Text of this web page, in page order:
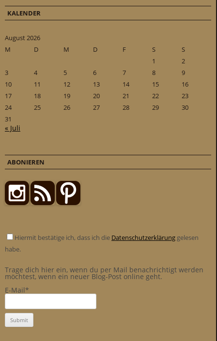
KALENDER
August 2026
M
D M D F S
S
1
2
3
4 5 6 7 8
9
10
11 12 13 14 15
16
17
18 19 20 21 22
23
24
25 26 27 28 29
30
31
« Juli
ABONIEREN
Hiermit bestätige ich, dass ich die Datenschutzerklärung gelesen
habe.
Trage dich hier ein, wenn du per Mail benachrichtigt werden
möchtest, wenn ein neuer Blog-Post online geht.
E-Mail*